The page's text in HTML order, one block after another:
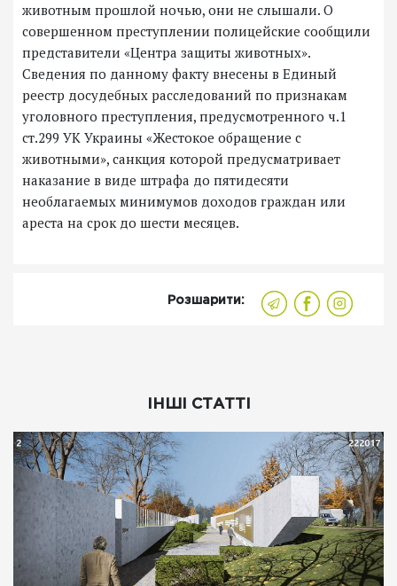
животным прошлой ночью, они не слышали. О
совершенном преступлении полицейские сообщили
представители «Центра защиты животных».
Сведения по данному факту внесены в Единый
реестр досудебных расследований по признакам
уголовного преступления, предусмотренного ч.1
ст.299 УК Украины «Жестокое обращение с
животными», санкция которой предусматривает
наказание в виде штрафа до пятидесяти
необлагаемых минимумов доходов граждан или
ареста на срок до шести месяцев.
Розшарити:
ІНШІ СТАТТІ